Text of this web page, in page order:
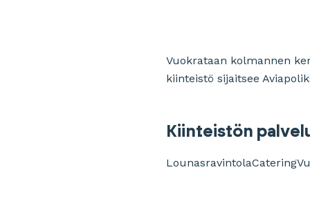
Vuokrataan kolmannen
kiinteistö sijaitsee
Kiinteistön
LounasravintolaCatering